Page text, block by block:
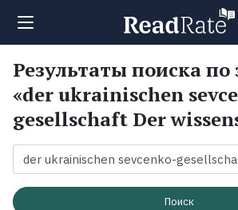
Поиск
Новости
Рейтинги
Результаты поиска по
«der ukrainischen
gesellschaft Der
Поиск